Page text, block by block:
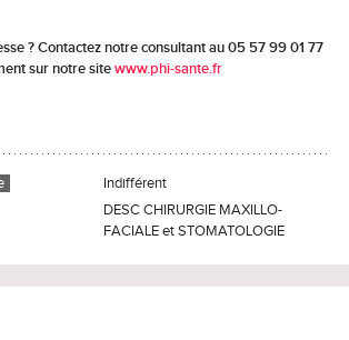
? Contactez notre consultant au 05 57 99 01 77
sur notre sitewww.phi-sante.fr
Indifférent
DESC CHIRURGIE MAXILLO-
FACIALE et STOMATOLOGIE